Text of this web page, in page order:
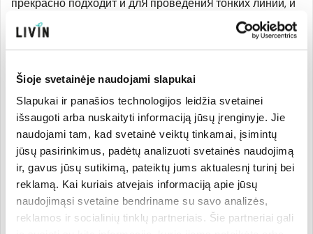
Šioje svetainėje naudojami slapukai
Slapukai ir panašios technologijos leidžia svetainei
išsaugoti arba nuskaityti informaciją jūsų įrenginyje. Jie
naudojami tam, kad svetainė veiktų tinkamai, įsimintų
jūsų pasirinkimus, padėtų analizuoti svetainės naudojimą
ir, gavus jūsų sutikimą, pateiktų jums aktualesnį turinį bei
reklamą. Kai kuriais atvejais informaciją apie jūsų
naudojimąsi svetaine bendriname su savo analizės,
reklamos ir socialinių tinklų partneriais. Šie partneriai gali
прекрасно подходит и для проведения тонких линий, и
высококачественной синтетической щетины. Подходит
для веганов.
После использования промыть водой с мылом или
специальным средством для очистки кистей.
Производитель
Страна бренда:
Латвия
Код товара:
MADAM0094
Код EAN:475222300094